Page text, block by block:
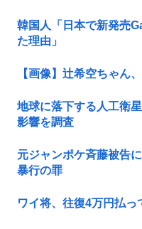
韓国人「日本で新発売
た理由」
【画像】辻希空ちゃん
地球に落下する人工衛
影響を調査
元ジャンポケ斉藤被告
暴行の罪
ワイ将、往復4万円払